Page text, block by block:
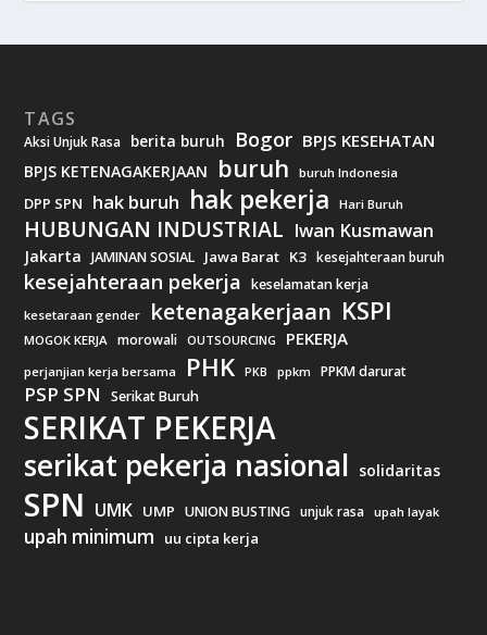
TAGS
Aksi Unjuk Rasa berita buruh Bogor BPJS KESEHATAN
BPJS KETENAGAKERJAAN buruh buruh Indonesia
DPP SPN hak buruh hak pekerja Hari Buruh
HUBUNGAN INDUSTRIAL Iwan Kusmawan
Jakarta JAMINAN SOSIAL Jawa Barat K3 kesejahteraan buruh
kesejahteraan pekerja keselamatan kerja
kesetaraan gender ketenagakerjaan KSPI
MOGOK KERJA morowali OUTSOURCING PEKERJA
perjanjian kerja bersama PHK PKB ppkm PPKM darurat
PSP SPN Serikat Buruh
SERIKAT PEKERJA
serikat pekerja nasional solidaritas
SPN UMK UMP UNION BUSTING unjuk rasa upah layak
upah minimum uu cipta kerja